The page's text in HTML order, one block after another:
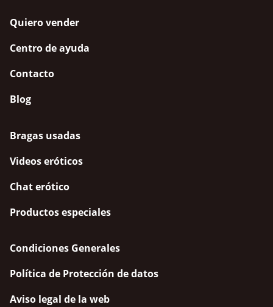
Quiero vender
Centro de ayuda
Contacto
Blog
Bragas usadas
Videos eróticos
Chat erótico
Productos especiales
Condiciones Generales
Política de Protección de datos
Aviso legal de la web